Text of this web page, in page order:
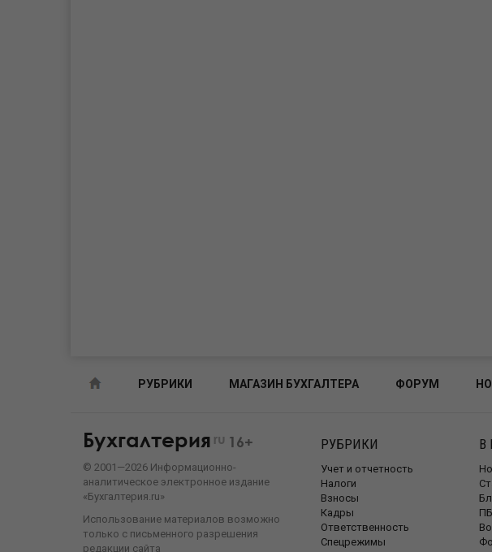
РУБРИКИ МАГАЗИН БУХГАЛТЕРА ФОРУМ
Бухгалтерия ru 16+
© 2001—2026 Информационно-
аналитическое электронное издание
«Бухгалтерия.ru»
Использование материалов возможно
только с письменного разрешения
редакции сайта
РУБРИКИ
Учет и отчетность
Налоги
Взносы
Кадры
Ответственность
Спецрежимы
В